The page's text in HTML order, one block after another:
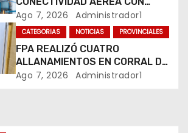
CUATRO VUELOS SEMANALES A
BUENOS AIRES
Ago 7, 2026 Administrador1
CATEGORIAS NOTICIAS PROVINCIALES
FPA REALIZÓ CUATRO
ALLANAMIENTOS EN CORRAL DE
BUSTOS-IFFLINGER
Ago 7, 2026 Administrador1